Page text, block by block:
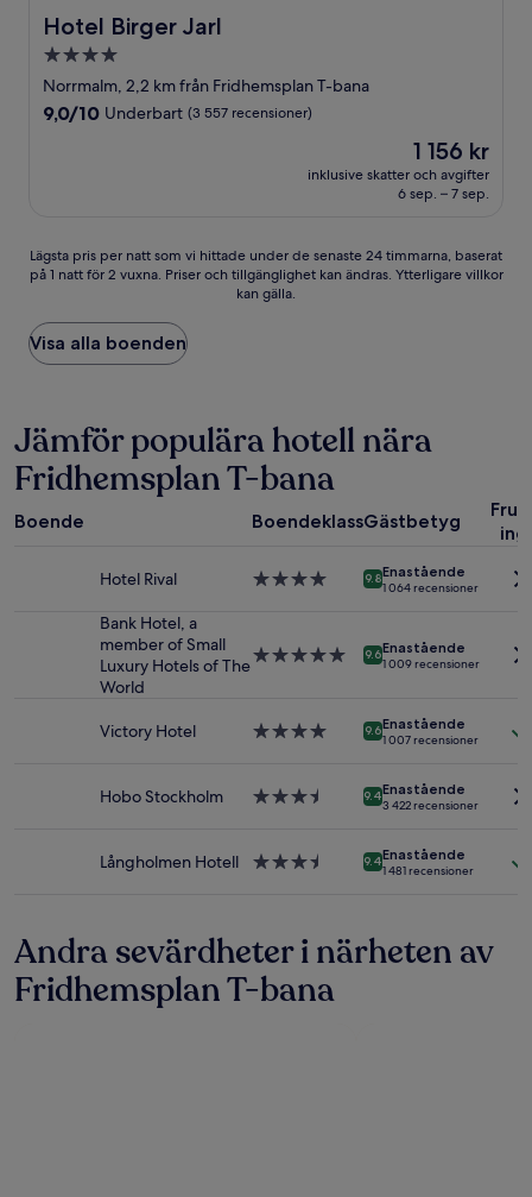
Hotel Birger Jarl
Hotel Birger Jarl
4.0-
stjärnigt
boende
Norrmalm, 2,2 km från Fridhemsplan T-bana
9.0
9,0/10 Underbart (3 557 recensioner)
Priset
är
1 156 kr
1 156 kr
inklusive skatter och avgifter
6 sep. – 7 sep.
Lägsta
pris
natt
som
vi
de
senaste
24 timmarna,
baserat
1 natt
tillgänglighet
Lägsta pris per natt som vi hittade under de senaste 24 timmarna, baserat
på 1 natt för 2 vuxna. Priser och tillgänglighet kan ändras. Ytterligare villkor
kan gälla.
Visa alla boenden
Jämför populära hotell nära
Fridhemsplan T-bana
Boende BoendeklassGästbetyg
Hotel Rival
4.0-
9.8Enastående
1 064 recensioner
Bank Hotel, a
member of Small
Luxury Hotels of The
World
5.0-
9.6Enastående
1 009 recensioner
Victory Hotel
4.0-
9.6Enastående
1 007 recensioner
Hobo Stockholm
3.5-
9.4Enastående
3 422 recensioner
Långholmen Hotell
3.5-
9.4Enastående
1 481 recensioner
Andra sevärdheter i närheten av
Fridhemsplan T-bana